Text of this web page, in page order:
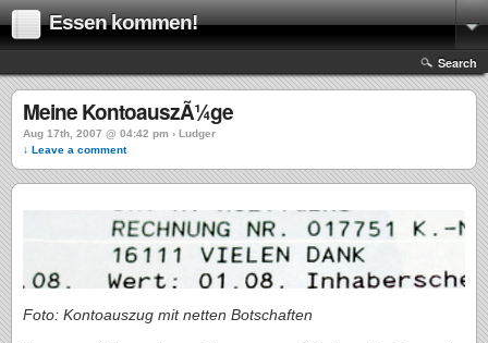
Essen kommen!
Search
Meine KontoauszÃ¼ge
Aug 17th, 2007 @ 04:42 pm › Ludger
↓ Leave a comment
Foto: Kontoauszug mit netten Botschaften